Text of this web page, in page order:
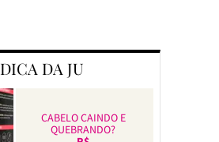
DICA DA JU
CABELO CAINDO E
QUEBRANDO?